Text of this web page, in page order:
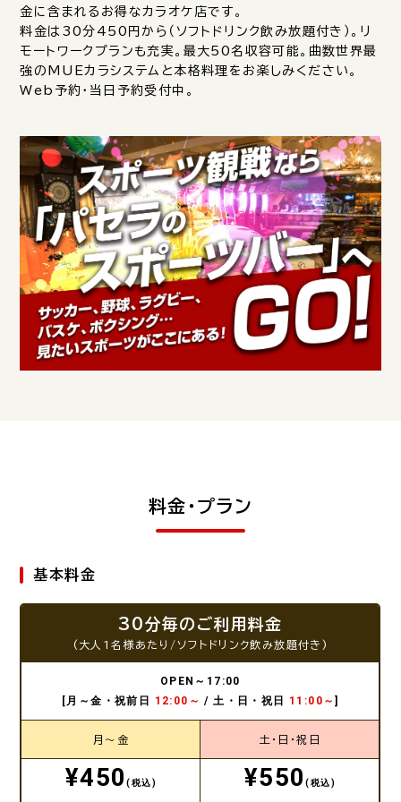
金に含まれるお得なカラオケ店です。
料金は30分450円から（ソフトドリンク飲み放題付き）。リ
モートワークプランも充実。最大50名収容可能。曲数世界最
強のMUEカラシステムと本格料理をお楽しみください。
Web予約・当日予約受付中。
料金・プラン
基本料金
30分毎のご利用料金
(大人1名様あたり/ソフトドリンク飲み放題付き)
OPEN～17:00
[月～金・祝前日
12:00～ / 土・日・祝日 11:00～]
月～金 土・日・祝日
¥450(税込) ¥550(税込)